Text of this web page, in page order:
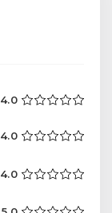
4.0
4.0
4.0